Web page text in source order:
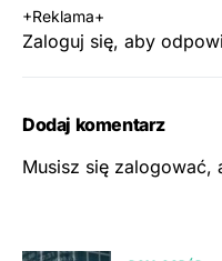
+Reklama+
Zaloguj się, aby
Dodaj komentarz
Musisz się zalogować,